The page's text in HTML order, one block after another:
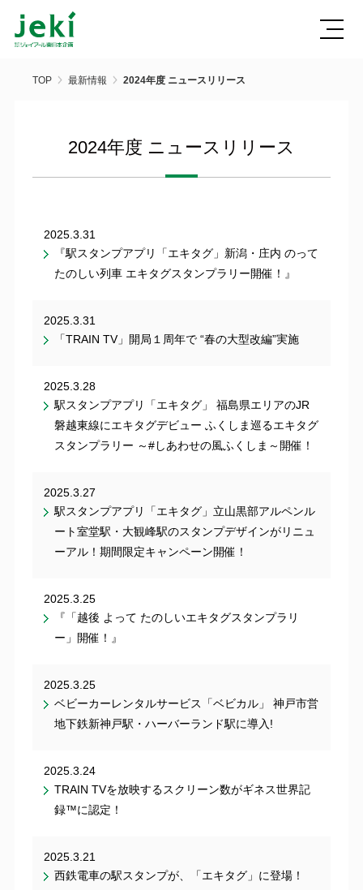
TOP 最新情報 2024年度 ニュースリリース
2024年度 ニュースリリース
2025.3.31
『駅スタンプアプリ「エキタグ」新潟・庄内 のって
たのしい列車 エキタグスタンプラリー開催！』
2025.3.31
「TRAIN TV」開局１周年で “春の大型改編”実施
2025.3.28
駅スタンプアプリ「エキタグ」 福島県エリアのJR
磐越東線にエキタグデビュー ふくしま巡るエキタグ
スタンプラリー ～#しあわせの風ふくしま～開催！
2025.3.27
駅スタンプアプリ「エキタグ」立山黒部アルペンル
ート室堂駅・大観峰駅のスタンプデザインがリニュ
ーアル！期間限定キャンペーン開催！
2025.3.25
『「越後 よって たのしいエキタグスタンプラリ
ー」開催！』
2025.3.25
ベビーカーレンタルサービス「ベビカル」 神戸市営
地下鉄新神戸駅・ハーバーランド駅に導入!
2025.3.24
TRAIN TVを放映するスクリーン数がギネス世界記
録™︎に認定！
2025.3.21
西鉄電車の駅スタンプが、「エキタグ」に登場！